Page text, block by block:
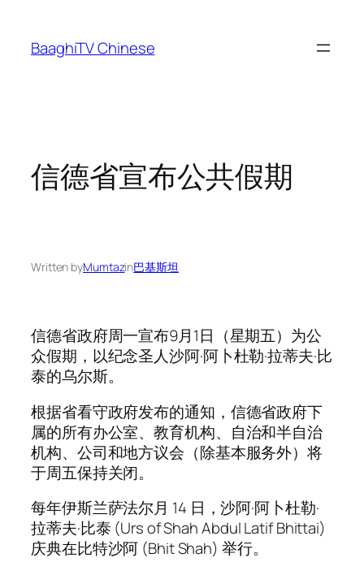
content
BaaghiTV Chinese
信德省宣布公共假期
Written byMumtazin巴基斯坦
信德省政府周一宣布9月1日（星期五）为公
众假期，以纪念圣人沙阿·阿卜杜勒·拉蒂夫·比
泰的乌尔斯。
根据省看守政府发布的通知，信德省政府下
属的所有办公室、教育机构、自治和半自治
机构、公司和地方议会（除基本服务外）将
于周五保持关闭。
每年伊斯兰萨法尔月 14 日，沙阿·阿卜杜勒·
拉蒂夫·比泰 (Urs of Shah Abdul Latif Bhittai)
庆典在比特沙阿 (Bhit Shah) 举行。